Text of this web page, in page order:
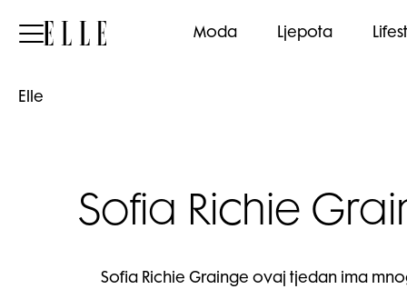
Elle Moda Ljepota
Elle
Sofia Richie
Sofia Richie Grainge ovaj tjedan ima